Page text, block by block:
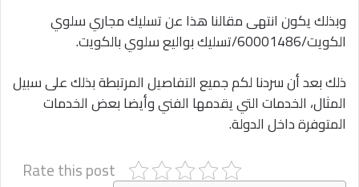
وبذلك يكون انتهى مقالنا هذا عن تسليك مجاري سلوي
الكويت/60001486/تسليك بواليع سلوي بالكويت.
ذلك بعد أن سردنا لكم جميع التفاصيل المرتبطة بذلك على سبيل
المثال، الخدمات التي يقدمها الفني وأيضا بعض الخدمات
المتوفرة داخل الدولة.
Rate this post